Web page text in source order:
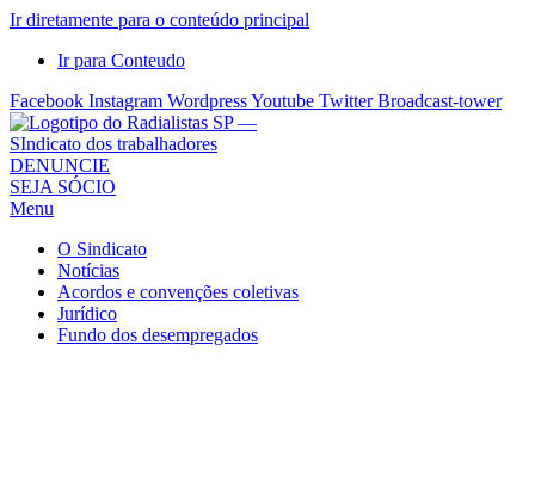
Ir diretamente para o conteúdo principal
Ir para Conteudo
Facebook Instagram WordpressYoutube Twitter Broadcast-tower
Sindicato
dos
Radialistas
São
Paulo
Sindicato
DENUNCIE
SEJA SÓCIO
Menu
O Sindicato
Notícias
Acordos e convenções coletivas
Jurídico
Fundo dos desempregados